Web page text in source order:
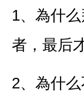
1、為什
者，最后
2、為什